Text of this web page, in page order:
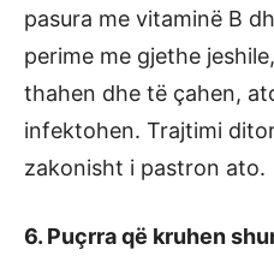
pasura me vitaminë B
perime me gjethe
thahen dhe të çahen,
infektohen. Trajtimi
zakonisht i pastron ato.
6. Puçrra që kruhen